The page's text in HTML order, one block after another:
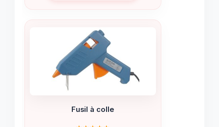
Fusil à colle